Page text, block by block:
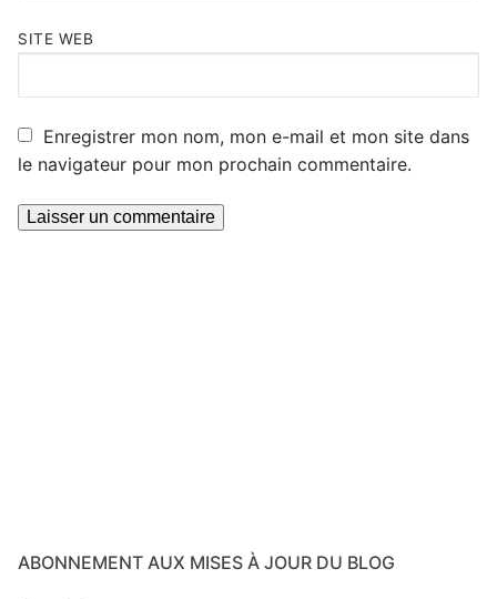
SITE WEB
Enregistrer mon nom, mon e-mail et mon site dans
le navigateur pour mon prochain commentaire.
ABONNEMENT AUX MISES À JOUR DU BLOG